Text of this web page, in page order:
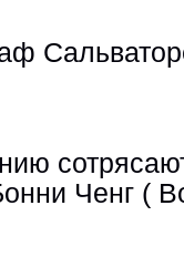
Ченг (